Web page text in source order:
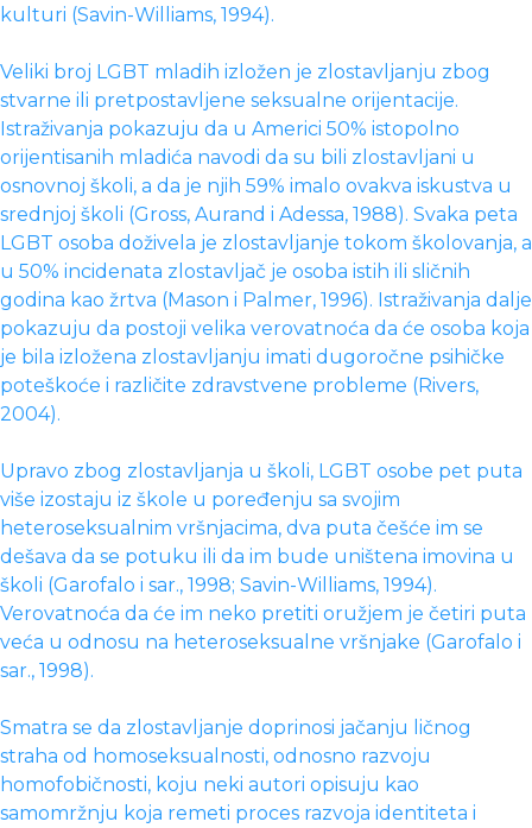
kulturi (Savin-Williams, 1994).
Veliki broj LGBT mladih izložen je zlostavljanju zbog
stvarne ili pretpostavljene seksualne orijentacije.
Istraživanja pokazuju da u Americi 50% istopolno
orijentisanih mladića navodi da su bili zlostavljani u
osnovnoj školi, a da je njih 59% imalo ovakva iskustva u
srednjoj školi (Gross, Aurand i Adessa, 1988). Svaka peta
LGBT osoba doživela je zlostavljanje tokom školovanja, a
u 50% incidenata zlostavljač je osoba istih ili sličnih
godina kao žrtva (Mason i Palmer, 1996). Istraživanja dalje
pokazuju da postoji velika verovatnoća da će osoba koja
je bila izložena zlostavljanju imati dugoročne psihičke
poteškoće i različite zdravstvene probleme (Rivers,
2004).
Upravo zbog zlostavljanja u školi, LGBT osobe pet puta
više izostaju iz škole u poređenju sa svojim
heteroseksualnim vršnjacima, dva puta češće im se
dešava da se potuku ili da im bude uništena imovina u
školi (Garofalo i sar., 1998; Savin-Williams, 1994).
Verovatnoća da će im neko pretiti oružjem je četiri puta
veća u odnosu na heteroseksualne vršnjake (Garofalo i
sar., 1998).
Smatra se da zlostavljanje doprinosi jačanju ličnog
straha od homoseksualnosti, odnosno razvoju
homofobičnosti, koju neki autori opisuju kao
samomržnju koja remeti proces razvoja identiteta i